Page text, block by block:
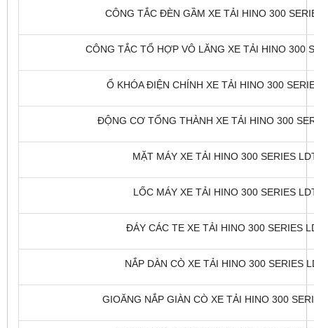
CÔNG TẮC ĐÈN GẦM XE TẢI HINO 300
CÔNG TẮC TỔ HỢP VÔ LĂNG XE TẢI HINO 300
Ổ KHÓA ĐIỆN CHÍNH XE TẢI HINO 300
ĐỘNG CƠ TỔNG THÀNH XE TẢI HINO 300
MẶT MÁY XE TẢI HINO 300 SERIES
LỐC MÁY XE TẢI HINO 300 SERIES
ĐÁY CÁC TE XE TẢI HINO 300 SERIES
NẮP DÀN CÒ XE TẢI HINO 300 SERIES
GIOĂNG NẮP GIÀN CÒ XE TẢI HINO 300